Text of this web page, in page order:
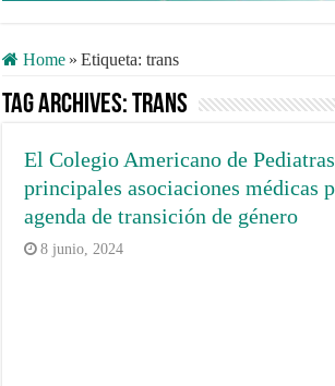
Home » Etiqueta:trans
Tag Archives:trans
El Colegio Americano de
principales asociaciones médicas
agenda de transición de género
8 junio, 2024